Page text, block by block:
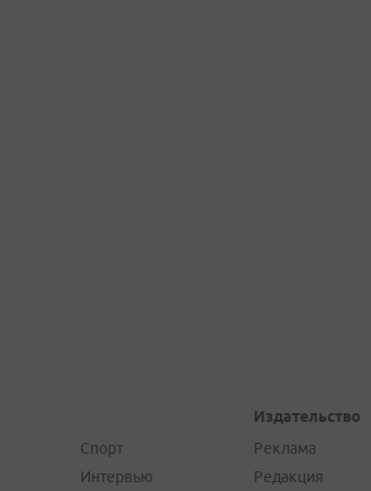
Спорт
Интервью
Издательство
Реклама
Редакция